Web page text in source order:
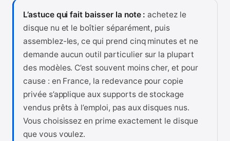
L’astuce qui fait baisser la note : achetez le
disque nu et le boîtier séparément, puis
assemblez-les, ce qui prend cinq minutes et ne
demande aucun outil particulier sur la plupart
des modèles. C’est souvent moins cher, et pour
cause : en France, la redevance pour copie
privée s’applique aux supports de stockage
vendus prêts à l’emploi, pas aux disques nus.
Vous choisissez en prime exactement le disque
que vous voulez.